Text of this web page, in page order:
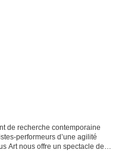
de recherche contemporaine
performeurs d’une agilité
Art nous offre un spectacle de